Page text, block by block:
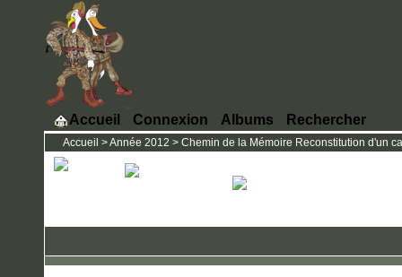
Accueil Connexion Albums Rechercher
Accueil >Année 2012 > Chemin de la Mémoire Reconstitution d'un